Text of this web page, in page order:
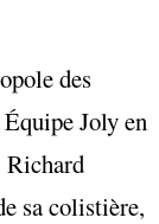
des
Joly en
Richard
sa colistière,